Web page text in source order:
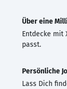
Über eine
Entdecke mit
passt.
Persönliche
Lass Dich